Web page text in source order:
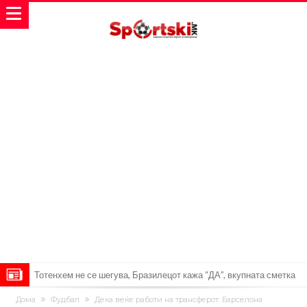
Тотенхем не се шегува, Бразилецот кажа “ДА”, вкупната сметка
скоро 350.000.000!
Бразилски фудбалер за малку не настрада поради невнимание
Дома Фудбал
Дека веќе работи на трансферот: Барселона